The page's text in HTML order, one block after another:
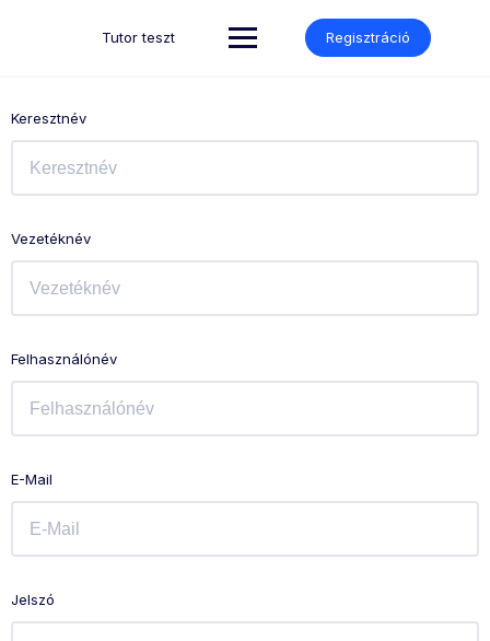
Tutor teszt Regisztráció
Keresztnév
Vezetéknév
Felhasználónév
E-Mail
Jelszó